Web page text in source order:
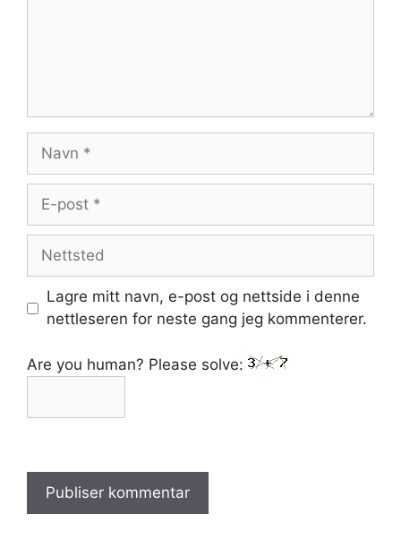
Navn
Nettsted
Lagre mitt navn, e-post og nettside i denne
nettleseren for neste gang jeg kommenterer.
Are you human? Please solve: